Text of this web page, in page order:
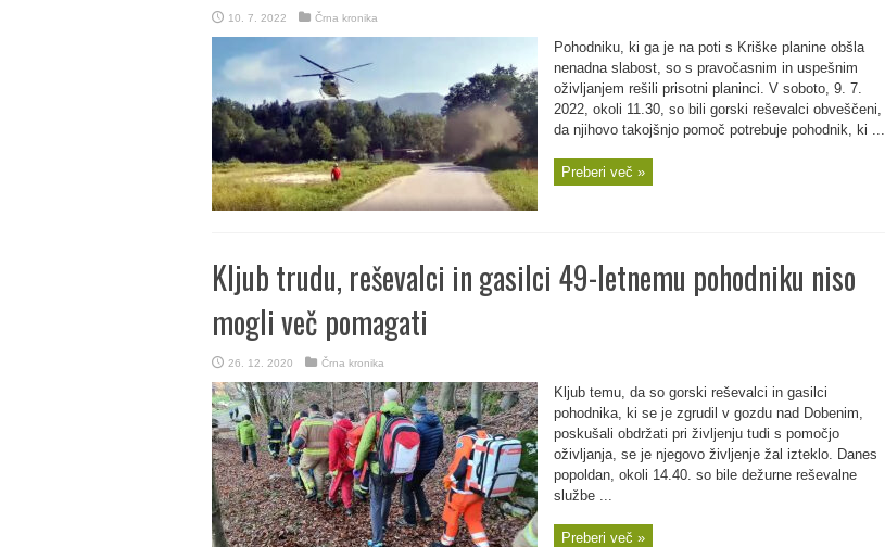
10. 7. 2022 Črna kronika
Pohodniku, ki ga je na poti s Kriške planine obšla
nenadna slabost, so s pravočasnim in uspešnim
oživljanjem rešili prisotni planinci. V soboto, 9. 7.
2022, okoli 11.30, so bili gorski reševalci obveščeni,
da njihovo takojšnjo pomoč potrebuje pohodnik, ki ...
Preberi več »
Kljub trudu, reševalci in gasilci 49-letnemu pohodniku niso
mogli več pomagati
26. 12. 2020 Črna kronika
Kljub temu, da so gorski reševalci in gasilci
pohodnika, ki se je zgrudil v gozdu nad Dobenim,
poskušali obdržati pri življenju tudi s pomočjo
oživljanja, se je njegovo življenje žal izteklo. Danes
popoldan, okoli 14.40. so bile dežurne reševalne
službe ...
Preberi več »